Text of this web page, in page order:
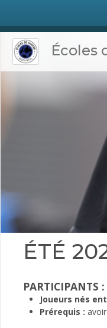
Écoles
ÉTÉ
PARTICIPANTS :
Joueurs nés
Prérequis :